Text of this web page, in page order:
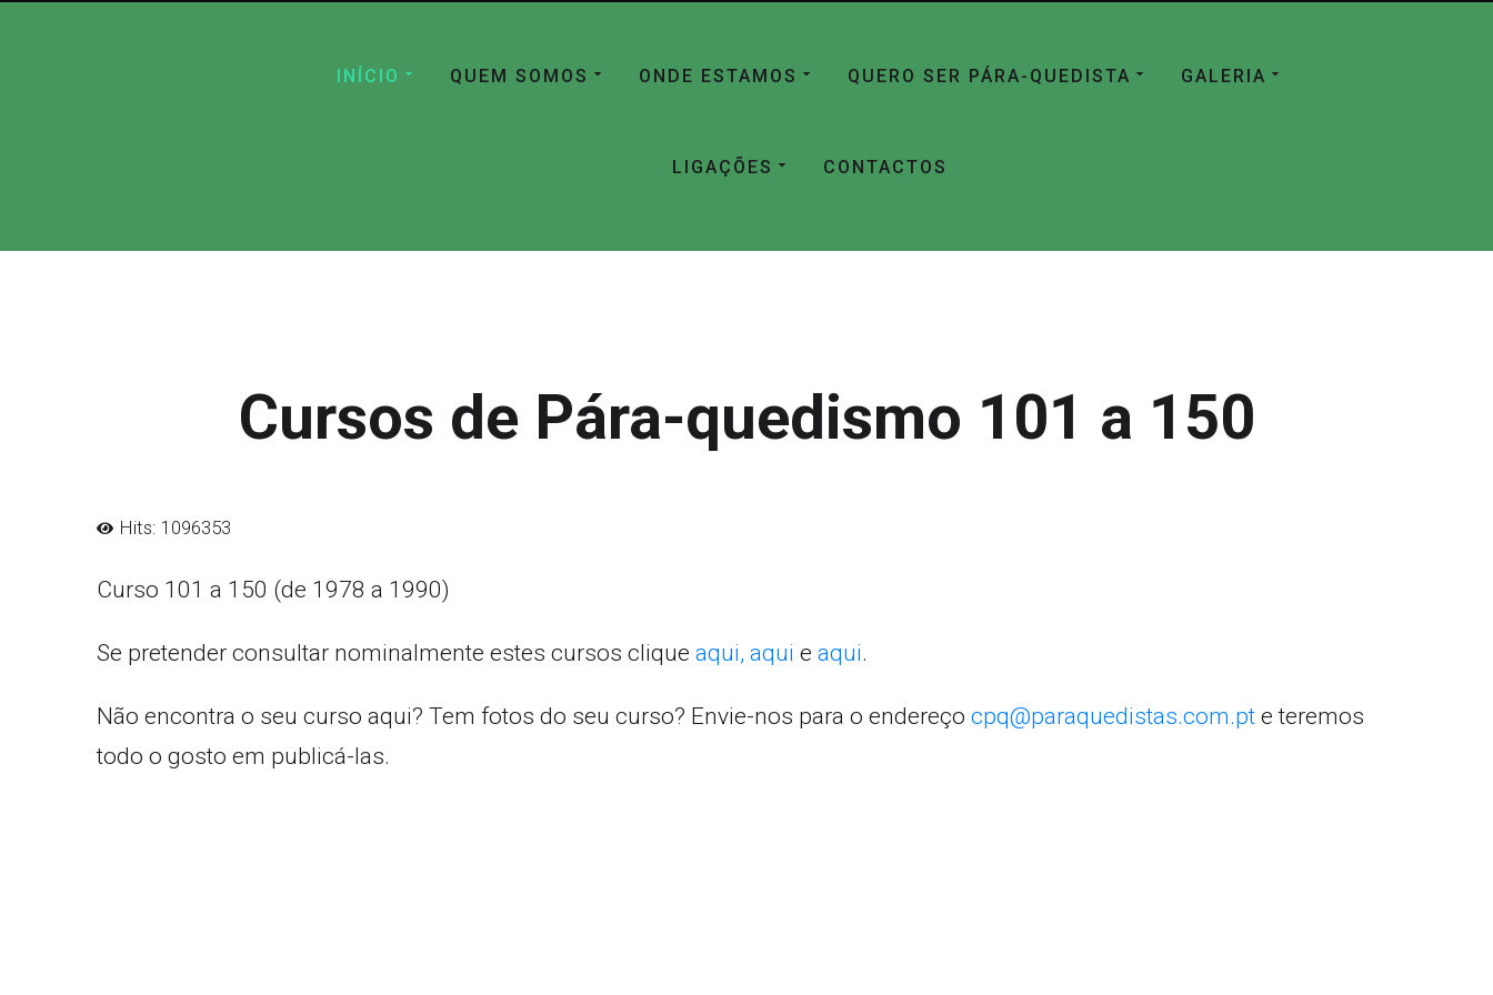
INÍCIO QUEM SOMOS ONDE ESTAMOS QUERO SER PÁRA-QUEDISTA GALERIA
LIGAÇÕES CONTACTOS
Cursos de Pára-quedismo 101 a 150
Hits: 1096353
Curso 101 a 150 (de 1978 a 1990)
Se pretender consultar nominalmente estes cursos clique aqui, aqui e aqui.
Não encontra o seu curso aqui? Tem fotos do seu curso? Envie-nos para o endereço cpq@paraquedistas.com.pt e teremos
todo o gosto em publicá-las.